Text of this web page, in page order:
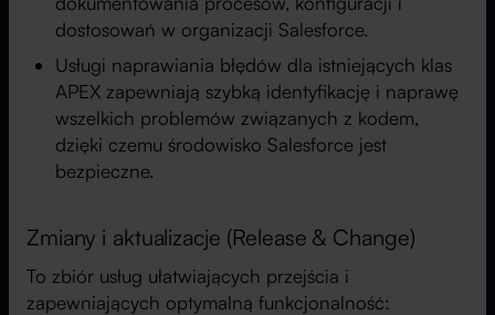
dostosowań w organizacji Salesforce.
Usługi naprawiania błędów dla istniejących klas
APEX zapewniają szybką identyfikację i naprawę
wszelkich problemów związanych z kodem,
dzięki czemu środowisko Salesforce jest
bezpieczne.
Zmiany i aktualizacje (Release & Change)
To zbiór usług ułatwiających przejścia i
zapewniających optymalną funkcjonalność: